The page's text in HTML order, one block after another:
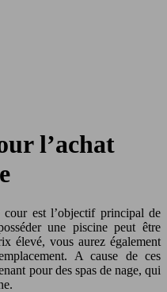
l’achat
est l’objectif principal de
une piscine peut être
élevé, vous aurez également
A cause de ces
pour des spas de nage, qui